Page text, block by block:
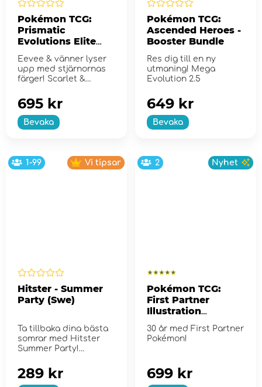
Pokémon TCG:
Prismatic
Evolutions Elite
Eevee & vänner lyser
upp med stjärnornas
färger! Scarlet &
Bevaka
695 kr
Pokémon TCG:
Ascended Heroes -
Booster Bundle
Res dig till en ny
utmaning! Mega
Evolution 2.5
Bevaka
649 kr
1-99 Vi tipsar
Hitster - Summer
Party (Swe)
Ta tillbaka dina bästa
somrar med Hitster
Summer Party!
289 kr
2 Nyhet
Pokémon TCG:
First Partner
Illustration
Collection - Series
2
30 år med First Partner
Pokémon!
699 kr